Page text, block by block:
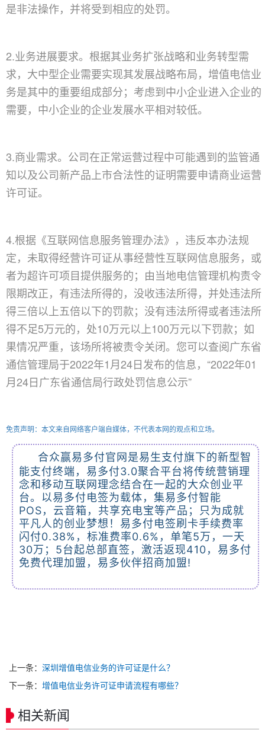
是非法操作，并将受到相应的处罚。
2.业务进展要求。根据其业务扩张战略和业务转型需
求，大中型企业需要实现其发展战略布局，增值电信业
务是其中的重要组成部分；考虑到中小企业进入企业的
需要，中小企业的企业发展水平相对较低。
3.商业需求。公司在正常运营过程中可能遇到的监管通
知以及公司新产品上市合法性的证明需要申请商业运营
许可证。
4.根据《互联网信息服务管理办法》，违反本办法规
定，未取得经营许可证从事经营性互联网信息服务，或
者为超许可项目提供服务的；由当地电信管理机构责令
限期改正，有违法所得的，没收违法所得，并处违法所
得三倍以上五倍以下的罚款；没有违法所得或者违法所
得不足5万元的，处10万元以上100万元以下罚款；如
果情况严重，该场所将被责令关闭。您可以查阅广东省
通信管理局于2022年1月24日发布的信息，“2022年01
月24日广东省通信局行政处罚信息公示”
免责声明：本文来自网络客户端自媒体，不代表本网的观点和立场。
合众赢易多付官网是易生支付旗下的新型智
能支付终端，易多付3.0聚合平台将传统营销理
念和移动互联网理念结合在一起的大众创业平
台。以易多付电签为载体，集易多付智能
POS，云音箱，共享充电宝等产品；只为成就
平凡人的创业梦想！易多付电签刷卡手续费率
闪付0.38%，标准费率0.6%，单笔5万，一天
30万；5台起总部直签，激活返现410，易多付
免费代理加盟，易多伙伴招商加盟!
上一条： 深圳增值电信业务的许可证是什么？
下一条： 增值电信业务许可证申请流程有哪些？
相关新闻